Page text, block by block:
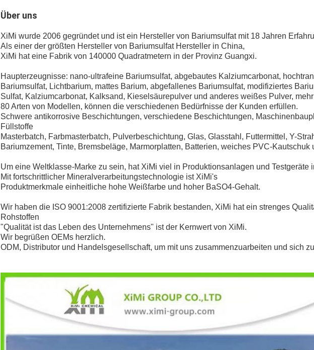
Über uns
XiMi wurde 2006 gegründet und ist ein Hersteller von Bariumsulfat mit 18 Jahren
Als einer der größten Hersteller von Bariumsulfat Hersteller in China,
XiMi hat eine Fabrik von 140000 Quadratmetern in der Provinz Guangxi.
Haupterzeugnisse: nano-ultrafeine Bariumsulfat, abgebautes Kalziumcarbonat,
Bariumsulfat, Lichtbarium, mattes Barium, abgefallenes Bariumsulfat, modifiziertes
Sulfat, Kalziumcarbonat, Kalksand, Kieselsäurepulver und anderes weißes Pulver,
80 Arten von Modellen, können die verschiedenen Bedürfnisse der Kunden erfüllen.
Schwere antikorrosive Beschichtungen, verschiedene Beschichtungen,
Füllstoffe
Masterbatch, Farbmasterbatch, Pulverbeschichtung, Glas, Glasstahl, Futtermittel, Y-
Bariumzement, Tinte, Bremsbeläge, Marmorplatten, Batterien, weiches PVC-Kautschuk
Um eine Weltklasse-Marke zu sein, hat XiMi viel in Produktionsanlagen und Testgeräte
Mit fortschrittlicher Mineralverarbeitungstechnologie ist XiMi's
Produktmerkmale einheitliche hohe Weißfarbe und hoher BaSO4-Gehalt.
Wir haben die ISO 9001:2008 zertifizierte Fabrik bestanden, XiMi hat ein strenges
Rohstoffen
"Qualität ist das Leben des Unternehmens" ist der Kernwert von XiMi.
Wir begrüßen OEMs herzlich.
ODM, Distributor und Handelsgesellschaft, um mit uns zusammenzuarbeiten und sich